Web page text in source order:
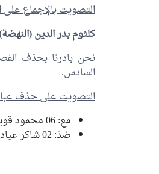
التصويت بالإجماع على الفصل
كلثوم بدر الدين
نحن بادرنا بحذف
السادس.
التصويت على حذف
مع: 06
محمود
ضدّ: 02
شاكر